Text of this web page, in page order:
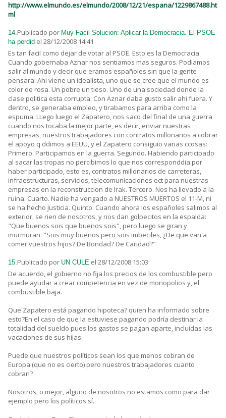
http://www.elmundo.es/elmundo/2008/12/21/espana/1229867488.ht
ml
14.Publicado por Muy Facil Solucion: Aplicar la Democracia. El PSOE
ha perdid el 28/12/2008 14:41
Es tan facil como dejar de votar al PSOE. Esto es la Democracia.
Cuando gobernaba Aznar nos sentiamos mas seguros. Podiamos
salir al mundo y decir que eramos españoles sin que la gente
pensara: Ahi viene un idealista, uno que se cree que el mundo es
color de rosa. Un pobre un tieso. Uno de una sociedad donde la
clase politica esta corrupta. Con Aznar daba gusto salir ahi fuera. Y
dentro, se generaba empleo, y tirabamos para arriba como la
espuma. LLego luego el Zapatero, nos saco del final de una guerra
cuando nos tocaba la mejor parte, es decir, enviar nuestras
empresas, nuestros trabajadores con contratos millonarios a cobrar
el apoyo q ddimos a EEUU, y el Zapatero consiguio varias ccosas:
Primero. Participamos en la guerra. Segundo. Habiendo participado
al sacar las tropas no percibimos lo que nos corresponddia por
haber participado, esto es, contratos millonarios de carreteras,
infraestructuras, servicios, telecomunicaciones ect para nuestras
empresas en la reconstruccion de Irak. Tercero. Nos ha llevado a la
ruina. Cuarto. Nadie ha vengado a NUESTROS MUERTOS el 11-M, ni
se ha hecho Justicia. Quinto. Cuando ahora los españoles salimos al
exterior, se rien de nosotros, y nos dan golpecitos en la espalda:
"Que buenos sois que buenos sois", pero luego se giran y
murmuran: "Sois muy buenos pero sois imbeciles, ¿De que van a
comer vuestros hijos? De Bondad? De Caridad?"
15.Publicado por UN CULE el 28/12/2008 15:03
De acuerdo, el gobierno no fija los precios de los combustible pero
puede ayudar a crear competencia en vez de monopolios y, el
combustible baja.
Que Zapatero está pagando hipoteca? quien ha informado sobre
esto?En el caso de que la estuviese pagando podría destinar la
totalidad del sueldo pues los gastos se pagan aparte, incluidas las
vacaciones de sus hijas.
Puede que nuestros políticos sean los que menos cobran de
Europa (que no es cierto) pero nuestros trabajadores cuanto
cobran?
Nosotros, o mejor, alguno de nosotros no estamos como para dar
ejemplo pero los políticos sí.